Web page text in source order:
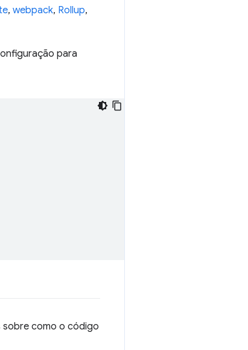
, webpack, Rollup,
para
sobre como o código